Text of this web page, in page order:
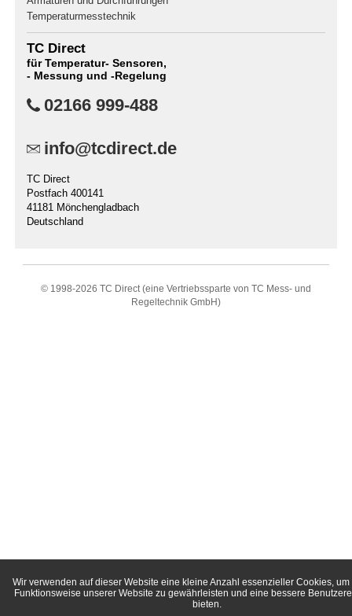
Temperaturmesstechnik
TC Direct
für Temperatur- Sensoren,
- Messung und -Regelung
02166 999-488
info@tcdirect.de
TC Direct
Postfach 400141
41181 Mönchengladbach
Deutschland
© 1998-2026 TC Direct (eine Vertriebssparte von TC Mess- und
Regeltechnik GmbH)
Wir verwenden auf dieser Website eine kleine Anzahl essenzieller Cookies, um
Funktionsweise unserer Website zu gewährleisten und eine bessere
bieten.